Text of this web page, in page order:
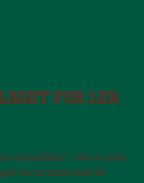
FOR LEK
en bieffekt – det er hele
for at barn skal få